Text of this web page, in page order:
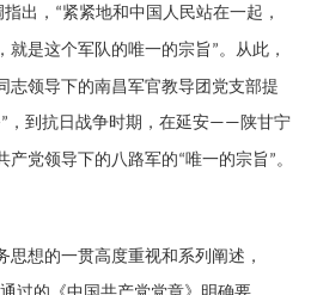
出， “紧紧地和中国人民站在一起，
就是这个军队的唯一的宗旨 ” 。从此，
志领导下的南昌军官教导团党支部提
” ，到抗日战争时期，在延安—— 陕甘宁
产党领导下的八路军的“唯一的宗旨 ” 。
思想的一贯高度重视和系列阐述，